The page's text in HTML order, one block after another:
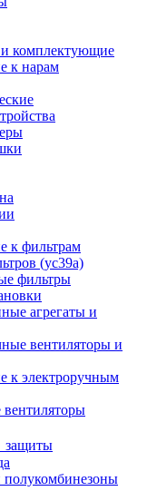
комплектующие
к нарам
к фильтрам
(ус39а)
фильтры
агрегаты и
вентиляторы и
к электроручным
защиты